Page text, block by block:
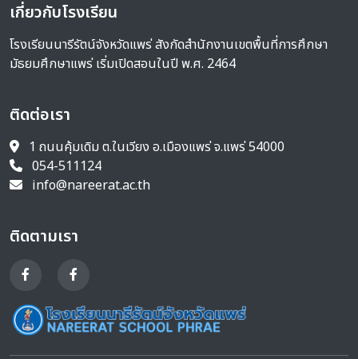
เกี่ยวกับโรงเรียน
โรงเรียนนารีรัตน์จังหวัดแพร่ สังกัดสำนักงานเขตพื้นที่การศึกษา
มัธยมศึกษาแพร่ เริ่มเปิดสอนในปี พ.ศ. 2464
ติดต่อเรา
1 ถนนคุ้มเดิม ต.ในเวียง อ.เมืองแพร่ จ.แพร่ 54000
054-511124
info@nareerat.ac.th
ติดตามเรา